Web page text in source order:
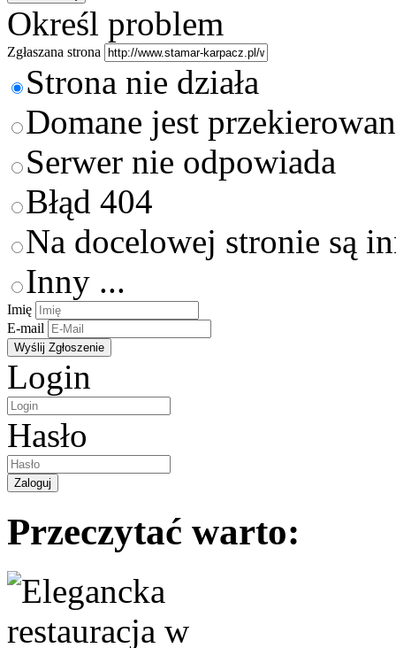
Określ problem
Zgłaszana strona
Strona nie działa
Domane jest
Serwer nie odpowiada
Błąd 404
Na docelowej stronie są
Inny ...
Imię
E-mail
Login
Hasło
Przeczytać warto: